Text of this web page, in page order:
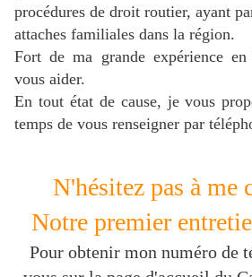
procédures de droit routier, ayant
attaches familiales dans la région.
Fort de ma grande expérience
vous aider.
En tout état de cause, je vous
temps de vous renseigner par
N'hésitez pas à me
Notre premier
Pour obtenir mon numéro de